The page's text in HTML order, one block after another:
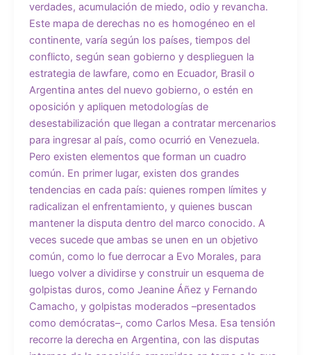
verdades, acumulación de miedo, odio y revancha.
Este mapa de derechas no es homogéneo en el
continente, varía según los países, tiempos del
conflicto, según sean gobierno y desplieguen la
estrategia de lawfare, como en Ecuador, Brasil o
Argentina antes del nuevo gobierno, o estén en
oposición y apliquen metodologías de
desestabilización que llegan a contratar mercenarios
para ingresar al país, como ocurrió en Venezuela.
Pero existen elementos que forman un cuadro
común. En primer lugar, existen dos grandes
tendencias en cada país: quienes rompen límites y
radicalizan el enfrentamiento, y quienes buscan
mantener la disputa dentro del marco conocido. A
veces sucede que ambas se unen en un objetivo
común, como lo fue derrocar a Evo Morales, para
luego volver a dividirse y construir un esquema de
golpistas duros, como Jeanine Áñez y Fernando
Camacho, y golpistas moderados –presentados
como demócratas–, como Carlos Mesa. Esa tensión
recorre la derecha en Argentina, con las disputas